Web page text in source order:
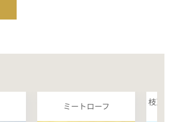
ミートローフ 枝豆と桜